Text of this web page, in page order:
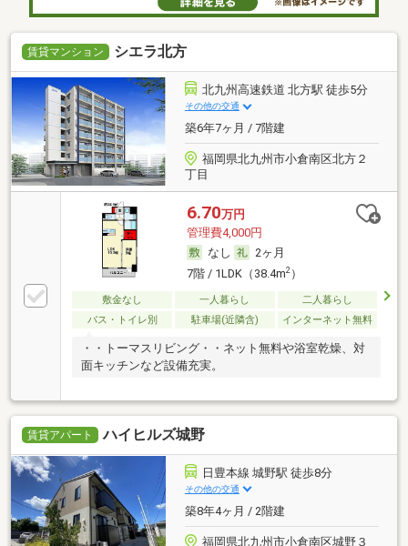
賃貸マンション シエラ北方
北九州高速鉄道 北方駅 徒歩5分
その他の交通
築6年7ヶ月 / 7階建
福岡県北九州市小倉南区北方２
丁目
6.70万円
管理費4,000円
なし
2ヶ月
7階 / 1LDK（38.4m2）
敷金なし 一人暮らし
二人暮らし
バス・トイレ別
駐車場(近隣含) インターネット無料
・・トーマスリビング・・ネット無料や浴室乾燥、対
面キッチンなど設備充実。
賃貸アパート ハイヒルズ城野
日豊本線 城野駅 徒歩8分
その他の交通
築8年4ヶ月 / 2階建
福岡県北九州市小倉南区城野３